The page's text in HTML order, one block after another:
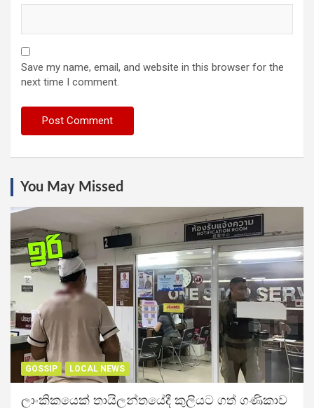
Save my name, email, and website in this browser for the
next time I comment.
You May Missed
GOSSIP LOCAL NEWS
ලාංකිකයෙක් තායිලන්තයේදී කුලියට ගත් ගණිකාව